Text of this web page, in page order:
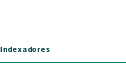
Indexadores